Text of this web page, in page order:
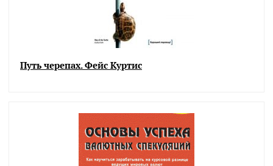
Путь черепах. Фейс Куртис